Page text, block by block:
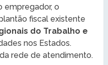
empregador, o
fiscal existente
do Trabalho e
nos Estados.
rede de atendimento.